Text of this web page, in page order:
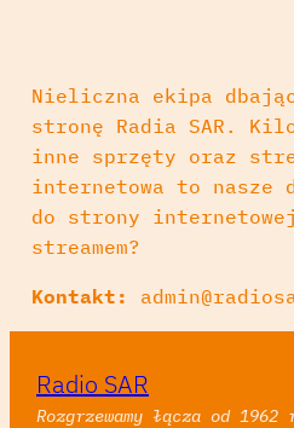
Nieliczna ekipa
stronę Radia SAR.
inne sprzęty oraz
internetowa to nasze
do strony
streamem?
Kontakt:
Radio SAR
Rozgrzewamy łącza od 1962